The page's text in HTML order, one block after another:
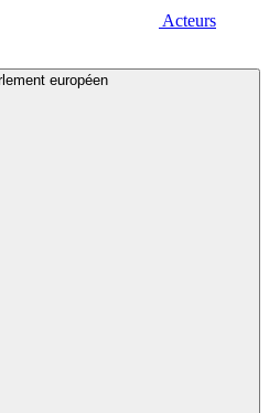
Acteurs
européen